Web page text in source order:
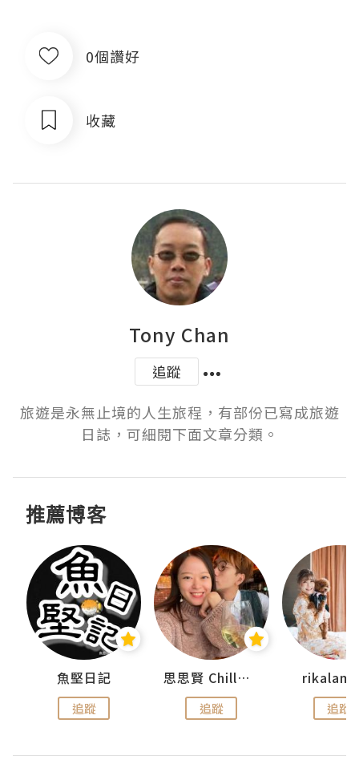
0個讚好
收藏
Tony Chan
追蹤
旅遊是永無止境的人生旅程，有部份已寫成旅遊
日誌，可細閱下面文章分類。
推薦博客
魚堅日記
追蹤
思思賢 ChillMyBabe
追蹤 追蹤